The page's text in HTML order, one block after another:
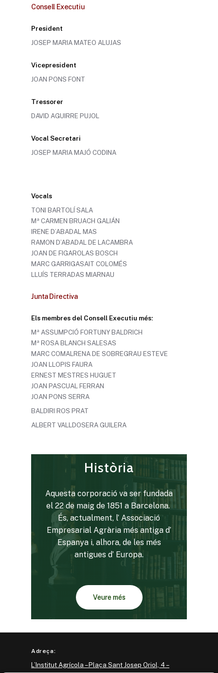
Consell Executiu
President
JOSEP MARIA MATEO ALUJAS
Vicepresident
JOAN PONS FONT
Tressorer
DAVID AGUIRRE PUJOL
Vocal Secretari
JOSEP MARIA MAJÓ CODINA
Vocals
TONI BARTOLÍ SALA
Mª CARMEN BRUACH GALIÁN
IRENE D’ABADAL MAS
RAMON D’ABADAL DE LACAMBRA
JOAN DE FIGAROLAS BOSCH
MARC GARRIGASAIT COLOMÉS
LLUÍS TERRADAS MIARNAU
Junta Directiva
Els membres del Consell Executiu més:
Mª ASSUMPCIÓ FORTUNY BALDRICH
Mª ROSA BLANCH SALESAS
MARC COMALRENA DE SOBREGRAU ESTEVE
JOAN LLOPIS FAURA
ERNEST MESTRES HUGUET
JOAN PASCUAL FERRAN
JOAN PONS SERRA
BALDIRI ROS PRAT
ALBERT VALLDOSERA GUILERA
Història
Aquesta corporació va ser fundada
el 22 de maig de 1851 a Barcelona.
És, actualment, l’ Associació
Empresarial Agrària més antiga d’
Espanya i, alhora, de les més
antigues d’ Europa.
Veure més
Adreça:
L’Institut Agrícola – Plaça Sant Josep Oriol, 4 –